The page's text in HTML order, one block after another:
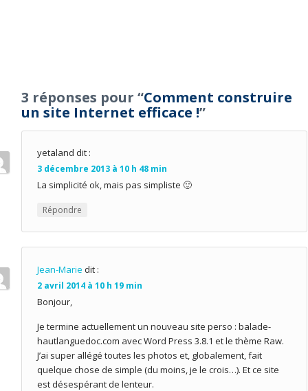
3 réponses pour “Comment construire
un site Internet efficace !”
yetaland dit :
3 décembre 2013 à 10 h 48 min
La simplicité ok, mais pas simpliste 🙂
Répondre
Jean-Marie dit :
2 avril 2014 à 10 h 19 min
Bonjour,
Je termine actuellement un nouveau site perso : balade-
hautlanguedoc.com avec Word Press 3.8.1 et le thème Raw.
J’ai super allégé toutes les photos et, globalement, fait
quelque chose de simple (du moins, je le crois…). Et ce site
est désespérant de lenteur.